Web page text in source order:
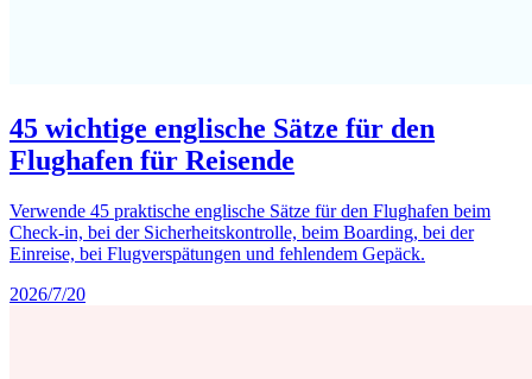
45 wichtige englische Sätze für den
Flughafen für Reisende
Verwende 45 praktische englische Sätze für den Flughafen beim
Check-in, bei der Sicherheitskontrolle, beim Boarding, bei der
Einreise, bei Flugverspätungen und fehlendem Gepäck.
2026/7/20